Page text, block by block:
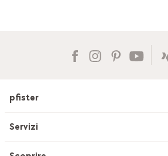
pfister
Azienda
Servizi
Consulenza